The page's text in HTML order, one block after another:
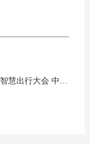
下一篇：新时代 新生态 新机遇 2020全球智慧出行大会 中国（南京）国际新能源和智能网联汽车展览会 参展邀请函